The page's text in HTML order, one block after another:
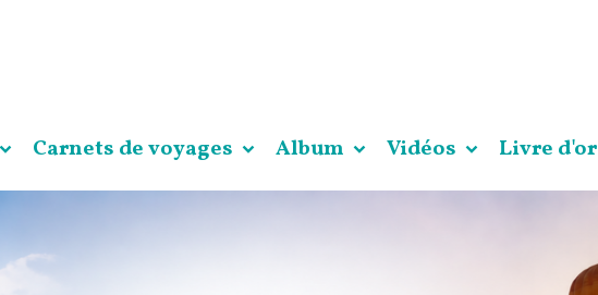
Carnets de voyages Album Vidéos Livre d'or